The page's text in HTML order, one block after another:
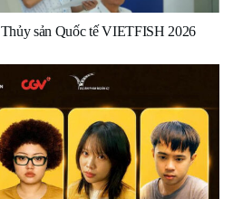
sản Quốc tế VIETFISH 2026